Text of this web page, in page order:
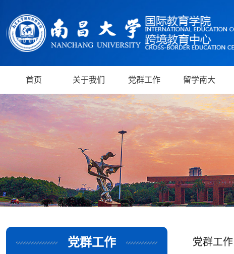
首页 关于我们 党群工作 留学南大
党群工作 党群工作